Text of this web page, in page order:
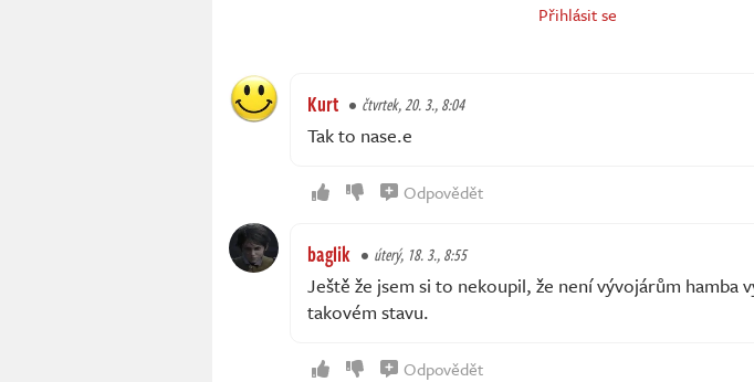
Přihlásit se
Kurt čtvrtek, 20. 3., 8:04
Tak to nase.e
Odpovědět
baglik úterý, 18. 3., 8:55
Ještě že jsem si to nekoupil, že není vývojárům hamba
takovém stavu.
Odpovědět